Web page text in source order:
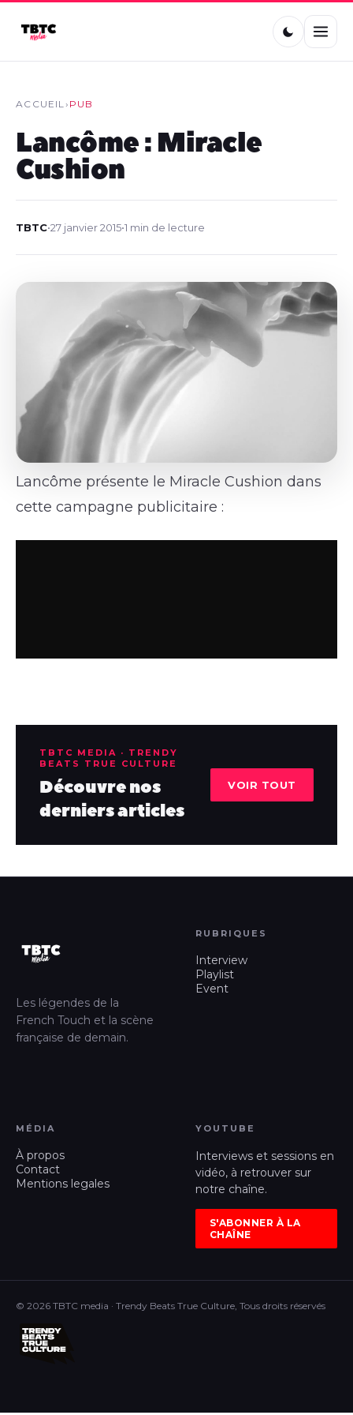
ACCUEIL› PUB
Lancôme : Miracle
Cushion
TBTC•27 janvier 2015•1 min de lecture
Lancôme présente le Miracle Cushion dans
cette campagne publicitaire :
TBTC MEDIA · TRENDY
BEATS TRUE CULTURE
Découvre nos
derniers articles
VOIR TOUT
Les légendes de la
French Touch et la scène
française de demain.
RUBRIQUES
Interview
Playlist
Event
MÉDIA
À propos
Contact
Mentions legales
YOUTUBE
Interviews et sessions en
vidéo, à retrouver sur
notre chaîne.
S'ABONNER À LA
CHAÎNE
© 2026 TBTC media · Trendy Beats True Culture, Tous droits réservés